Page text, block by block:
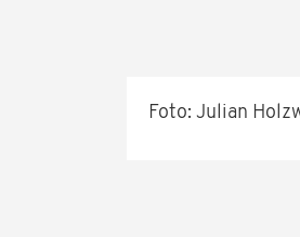
Foto: Julian